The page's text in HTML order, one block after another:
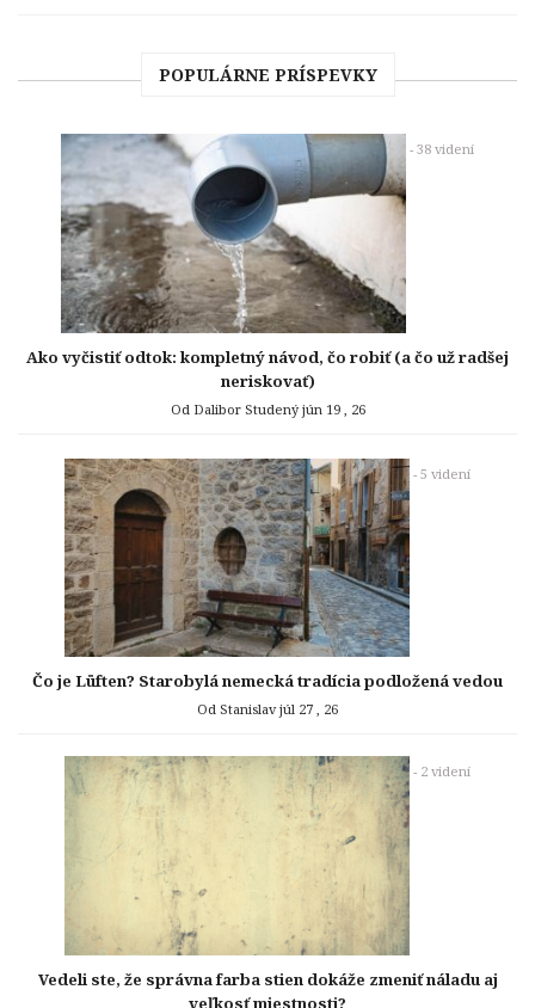
POPULÁRNE PRÍSPEVKY
- 38 videní
Ako vyčistiť odtok: kompletný návod, čo robiť (a čo už radšej
neriskovať)
Od Dalibor Studený jún 19 , 26
- 5 videní
Čo je Lüften? Starobylá nemecká tradícia podložená vedou
Od Stanislavjúl 27 , 26
- 2 videní
Vedeli ste, že správna farba stien dokáže zmeniť náladu aj
veľkosť miestnosti?